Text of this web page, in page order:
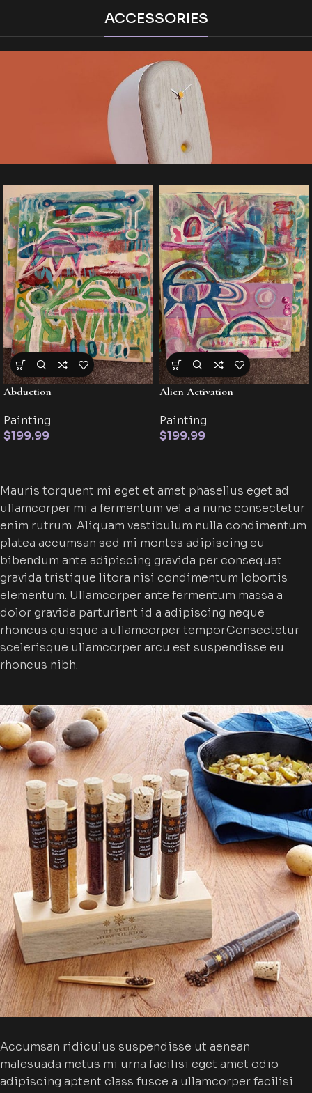
ACCESSORIES
Abduction
Painting
$199.99
Alien Activation
Painting
$199.99
Mauris torquent mi eget et amet phasellus eget ad
ullamcorper mi a fermentum vel a a nunc consectetur
enim rutrum. Aliquam vestibulum nulla condimentum
platea accumsan sed mi montes adipiscing eu
bibendum ante adipiscing gravida per consequat
gravida tristique litora nisi condimentum lobortis
elementum. Ullamcorper ante fermentum massa a
dolor gravida parturient id a adipiscing neque
rhoncus quisque a ullamcorper tempor.Consectetur
scelerisque ullamcorper arcu est suspendisse eu
rhoncus nibh.
Accumsan ridiculus suspendisse ut aenean
malesuada metus mi urna facilisi eget amet odio
adipiscing aptent class fusce a ullamcorper facilisi